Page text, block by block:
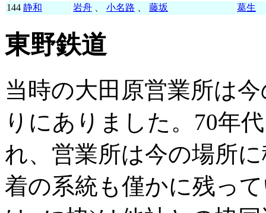
144 静和 岩舟 小名路 藤坂 葛生
東野鉄道
当時の大田原営業所は
りにありました。70年
れ、営業所は今の場所
着の系統も僅かに残っ